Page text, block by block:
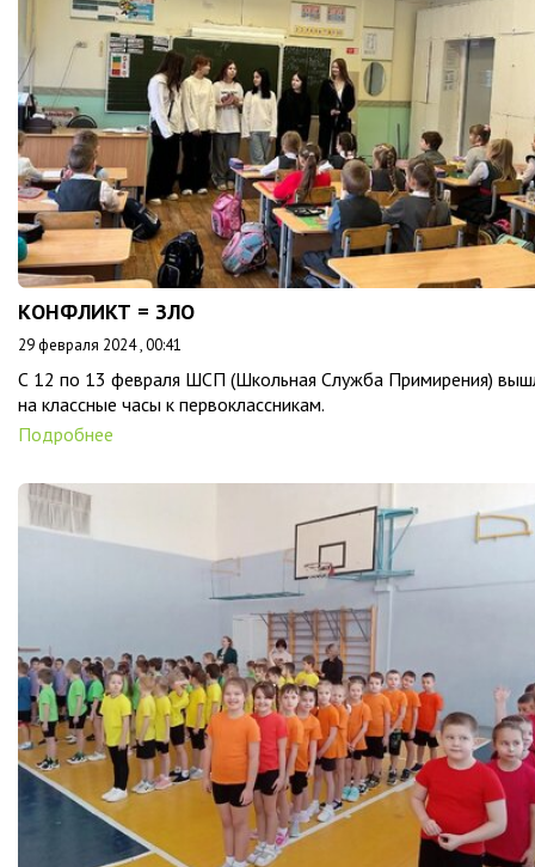
КОНФЛИКТ = ЗЛО
29 февраля 2024 , 00:41
С 12 по 13 февраля ШСП (Школьная Служба Примирения)
на классные часы к первоклассникам.
Подробнее